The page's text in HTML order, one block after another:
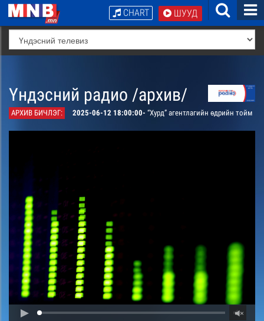
ШУУД
CHART
Үндэсний радио /архив/
АРХИВ БИЧЛЭГ: 2025-06-12 18:00:00- “Хурд” агентлагийн өдрийн тойм